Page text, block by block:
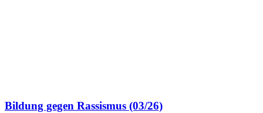
Bildung gegen Rassismus (03/26)